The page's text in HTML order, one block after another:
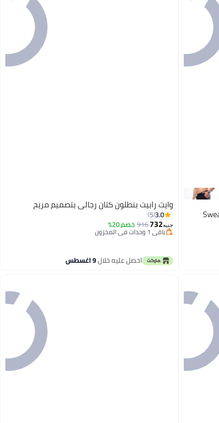
وايت رابيت بنطلون كتان رجالي بتصميم مريح
3.0
5
جنيه732
916خصم 20% باقي 1 وحدات في المخزون
تم بيع +10 مؤخرًا
احصل عليه خلال9 اغسطس